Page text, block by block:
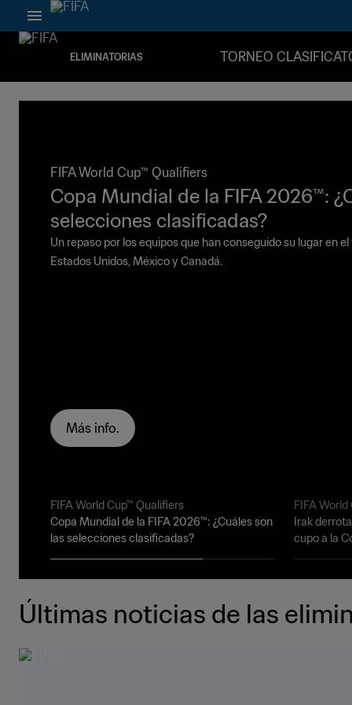
ELIMINATORIAS TORNEO
FIFA World Cup™ Qualifiers
Copa Mundial de la FIFA 2026™:
selecciones clasificadas?
Un repaso por los equipos que han conseguido su lugar en
Estados Unidos, México y Canadá.
Más info.
FIFA World Cup™ Qualifiers
Copa Mundial de la FIFA 2026™: ¿Cuáles son
las selecciones clasificadas?
FIFA
Irak
cupo a la
Últimas noticias de las